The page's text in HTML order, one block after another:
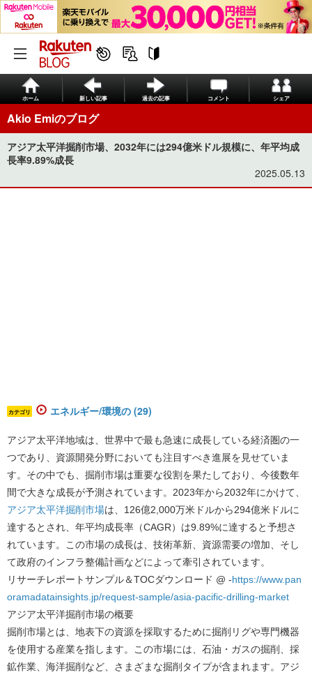
ホーム 新しい記事 過去の記事 コメント シェア
Akio Emiのブログ
アジア太平洋掘削市場、2032年には294億米ドル規模に、年平均成
長率9.89%成長
2025.05.13
カテゴリ エネルギー/環境の (29)
アジア太平洋地域は、世界中で最も急速に成長している経済圏の一
つであり、資源開発分野においても注目すべき進展を見せていま
す。その中でも、掘削市場は重要な役割を果たしており、今後数年
間で大きな成長が予測されています。 2023年から2032年にかけて、
アジア太平洋掘削市場は、126億2,000万米ドルから294億米ドルに
達するとされ、年平均成長率（CAGR）は9.89%に達すると予想さ
れています。
この市場の成長は、技術革新、資源需要の増加、そし
て政府のインフラ整備計画などによって牽引されています。
リサーチレポートサンプル＆TOCダウンロード @ -https://www.pan
oramadatainsights.jp/request-sample/asia-pacific-drilling-market
アジア太平洋掘削市場の概要
掘削市場とは、地表下の資源を採取するために掘削リグや専門機器
を使用する産業を指します。この市場には、石油・ガスの掘削、採
鉱作業、海洋掘削など、さまざまな掘削タイプが含まれます。アジ